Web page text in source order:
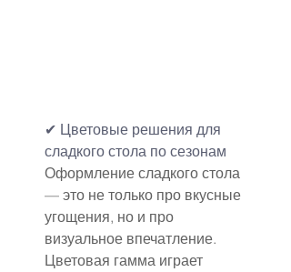
✔ Цветовые решения для
сладкого стола по сезонам
Оформление сладкого стола
— это не только про вкусные
угощения, но и про
визуальное впечатление.
Цветовая гамма играет